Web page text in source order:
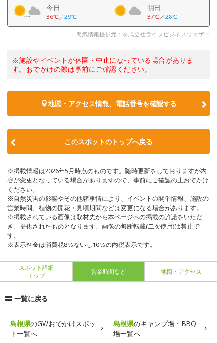
今日
36℃／29℃
明日
37℃／28℃
天気情報提供元：株式会社ライフビジネスウェザー
※施設やイベントが休園・中止になっている場合がありま
す。おでかけの際は事前にご確認ください。
地図・アクセス情報、電話番号を確認する
このスポットのトップへ戻る
※掲載情報は2026年5月時点のものです。随時更新をしておりますが内
容が変更となっている場合がありますので、事前にご確認の上おでかけ
ください。
※自然災害の影響やその他諸事情により、イベントの開催情報、施設の
営業時間、植物の開花・見頃期間などは変更になる場合があります。
※掲載されている画像は取材先から本ページへの掲載の許諾をいただ
き、提供されたものとなります。画像の無断転載(二次使用)は禁止で
す。
※表示料金は消費税8％ないし10％の内税表示です。
スポット詳細
トップ
営業時間など 地図・アクセス
一覧に戻る
島根県のGWおでかけスポッ
ト一覧へ
島根県のキャンプ場・BBQ
場一覧へ